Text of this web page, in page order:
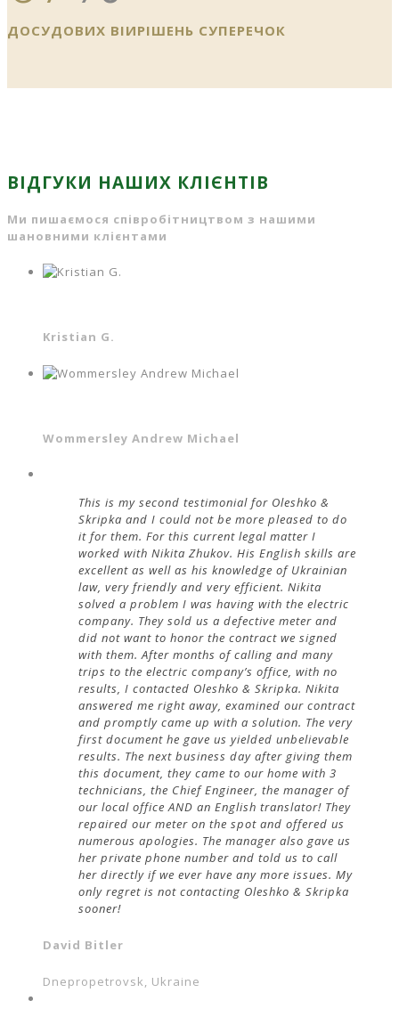
ДОСУДОВИХ ВІИРІШЕНЬ СУПЕРЕЧОК
ВІДГУКИ НАШИХ КЛІЄНТІВ
Ми пишаємося співробітництвом з нашими
шановними клієнтами
Kristian G.
Wommersley Andrew Michael
This is my second testimonial for Oleshko &
Skripka and I could not be more pleased to do
it for them. For this current legal matter I
worked with Nikita Zhukov. His English skills are
excellent as well as his knowledge of Ukrainian
law, very friendly and very efficient. Nikita
solved a problem I was having with the electric
company. They sold us a defective meter and
did not want to honor the contract we signed
with them. After months of calling and many
trips to the electric company’s office, with no
results, I contacted Oleshko & Skripka. Nikita
answered me right away, examined our contract
and promptly came up with a solution. The very
first document he gave us yielded unbelievable
results. The next business day after giving them
this document, they came to our home with 3
technicians, the Chief Engineer, the manager of
our local office AND an English translator! They
repaired our meter on the spot and offered us
numerous apologies. The manager also gave us
her private phone number and told us to call
her directly if we ever have any more issues. My
only regret is not contacting Oleshko & Skripka
sooner!
David Bitler
Dnepropetrovsk, Ukraine